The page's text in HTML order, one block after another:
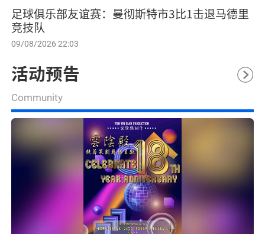
足球俱乐部友谊赛：曼彻斯特市3比1击退马德里
竞技队
09/08/2026 22:03
活动预告
Community